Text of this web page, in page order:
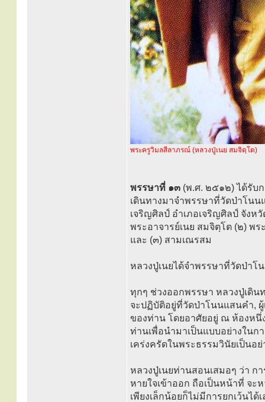
พระครูวิมลสีลาภรณ์ (หลวงปู่เนย สมจิตฺโต)
พรรษาที่ ๑๓ (พ.ศ. ๒๕๑๒) ได้รับ
เดินทางมาจำพรรษาที่วัดป่าโน
เจริญศิลป์ อำเภอเจริญศิลป์ จัง
พระอาจารย์เนย สมจิตฺโต (๒) พ
และ (๓) สามเณรสม
หลวงปู่เนยได้จำพรรษาที่วัดป่า
ทุกๆ ช่วงออกพรรษา หลวงปู่เดิ
จะปฏิบัติอยู่ที่วัดป่าโนนแสนคำ,
ของท่าน โดยอาศัยอยู่ ณ ห้องหนึ่
ท่านเพื่อนำมาเป็นแบบอย่างในก
เคร่งครัดในพระธรรมวินัยเป็นอ
หลวงปู่เนยท่านสอนเสมอๆ ว่า
หายใจเข้าออก ถือเป็นหน้าที่ จ
เพียงเล็กน้อยก็ไม่มีการยกเว้นไ